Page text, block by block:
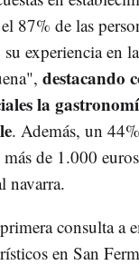
87% de las
experiencia en
destacando
la
. Además, un
de 1.000
navarra.
consulta a
en San